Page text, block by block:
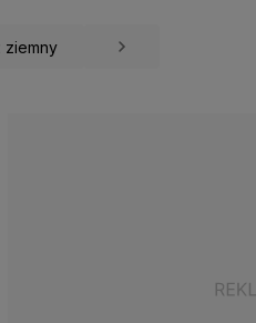
ziemny